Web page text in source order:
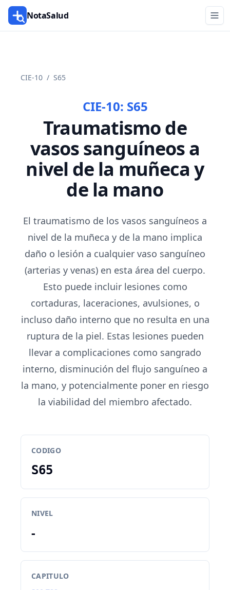
NotaSalud
CIE-10 / S65
CIE-10: S65
Traumatismo de
vasos sanguíneos a
nivel de la muñeca y
de la mano
El traumatismo de los vasos sanguíneos a
nivel de la muñeca y de la mano implica
daño o lesión a cualquier vaso sanguíneo
(arterias y venas) en esta área del cuerpo.
Esto puede incluir lesiones como
cortaduras, laceraciones, avulsiones, o
incluso daño interno que no resulta en una
ruptura de la piel. Estas lesiones pueden
llevar a complicaciones como sangrado
interno, disminución del flujo sanguíneo a
la mano, y potencialmente poner en riesgo
la viabilidad del miembro afectado.
CODIGO
S65
NIVEL
-
CAPITULO